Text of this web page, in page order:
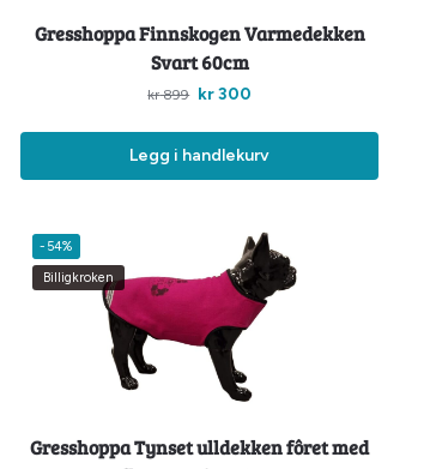
Gresshoppa Finnskogen Varmedekken
Svart 60cm
kr899 kr300
Legg i handlekurv
-54%
Billigkroken
Gresshoppa Tynset ulldekken fôret med